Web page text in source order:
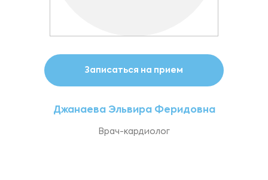
Записаться на прием
Джанаева Эльвира Феридовна
Врач-кардиолог